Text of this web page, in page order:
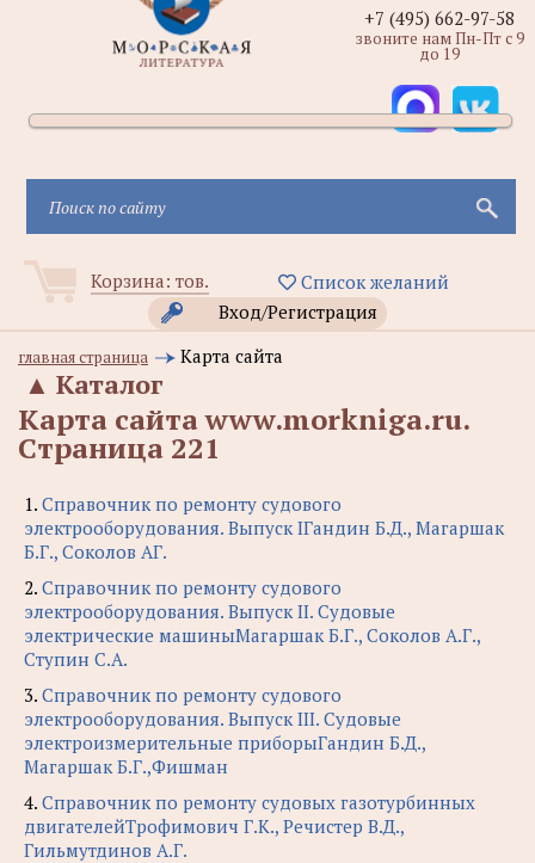
Корзина: тов.
Список желаний
Вход/Регистрация
+7 (495) 662-97-58
звоните нам Пн-Пт с 9
до 19
главная страница Карта сайта
Каталог
▲
Карта сайта www.morkniga.ru.
Cтраница 221
1. Справочник по ремонту судового
электрооборудования. Выпуск IГандин Б.Д., Магаршак
Б.Г., Соколов АГ.
2. Справочник по ремонту судового
электрооборудования. Выпуск II. Судовые
электрические машиныМагаршак Б.Г., Соколов А.Г.,
Ступин С.А.
3. Справочник по ремонту судового
электрооборудования. Выпуск III. Судовые
электроизмерительные приборыГандин Б.Д.,
Магаршак Б.Г.,Фишман
4. Справочник по ремонту судовых газотурбинных
двигателейТрофимович Г.К., Речистер В.Д.,
Гильмутдинов А.Г.